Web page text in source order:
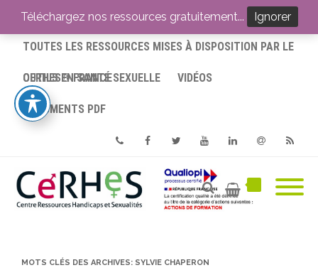
ACCUEIL
TOUTES LES RESSOURCES MISES À DISPOSITION PAR LE
CERHES® FRANCE
OUTILS EN SANTÉ SEXUELLE VIDÉOS
DOCUMENTS PDF
PhoneFacebookTwitterYoutube
MOTS CLÉS DES ARCHIVES: SYLVIE CHAPERON
Téléchargez nos ressources gratuitement... Ignorer